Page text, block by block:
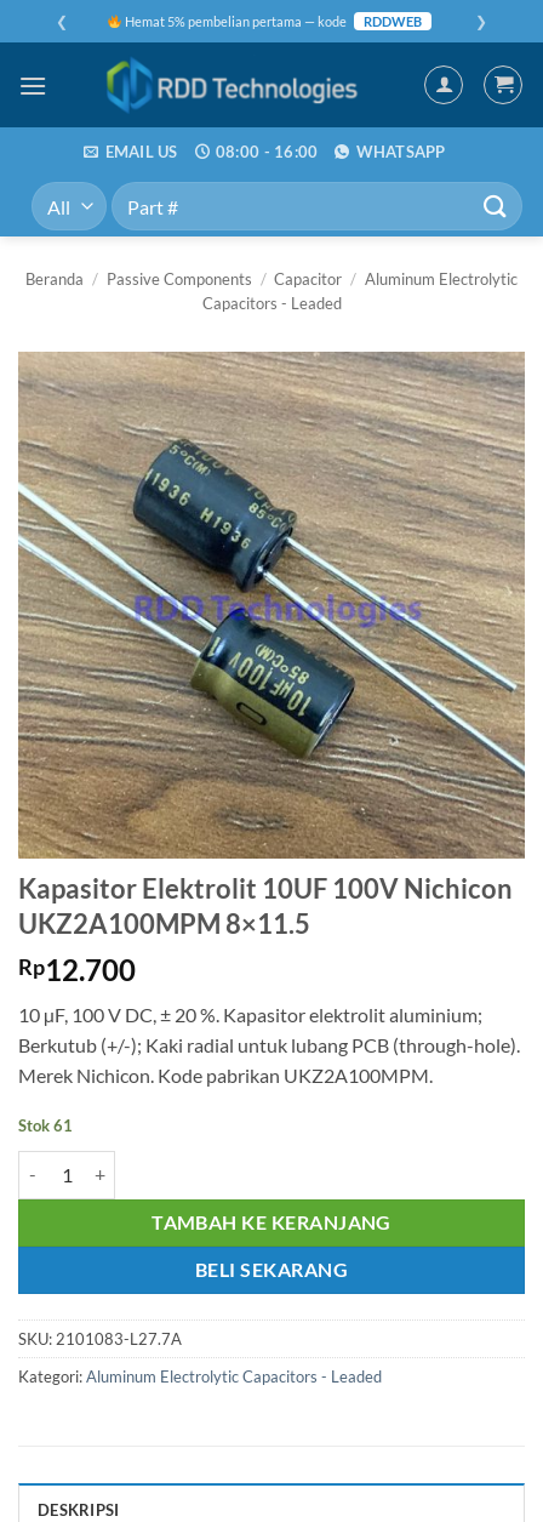
to
content
❮ Hemat 5% pembelian pertama — kode RDDWEB ❯
EMAIL US 08:00 - 16:00 WHATSAPP
Pencarian
untuk:
Beranda / Passive Components / Capacitor / Aluminum Electrolytic
Capacitors - Leaded
Kapasitor Elektrolit 10UF 100V Nichicon
UKZ2A100MPM 8×11.5
Rp12.700
10 µF, 100 V DC, ± 20 %. Kapasitor elektrolit aluminium;
Berkutub (+/-); Kaki radial untuk lubang PCB (through-hole).
Merek Nichicon. Kode pabrikan UKZ2A100MPM.
Stok 61
TAMBAH KE KERANJANG
BELI SEKARANG
SKU: 2101083-L27.7A
Kategori:Aluminum Electrolytic Capacitors - Leaded
DESKRIPSI